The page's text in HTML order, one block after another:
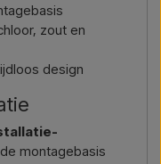
zout en
design
montagebasis